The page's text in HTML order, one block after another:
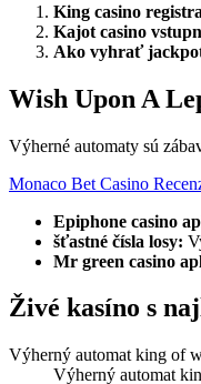
King casino
Kajot casino
Ako vyhrať
Wish Upon A
Výherné automaty sú
Monaco Bet Casino
Epiphone casino
šťastné čísla losy:
Mr green casino
Živé kasíno s
Výherný automat king of
Výherný automat